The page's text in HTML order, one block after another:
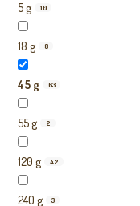
5 g 10
18 g 8
45 g 63
55 g 2
120 g 42
240 g 3